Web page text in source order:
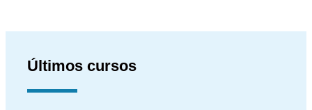
Últimos cursos